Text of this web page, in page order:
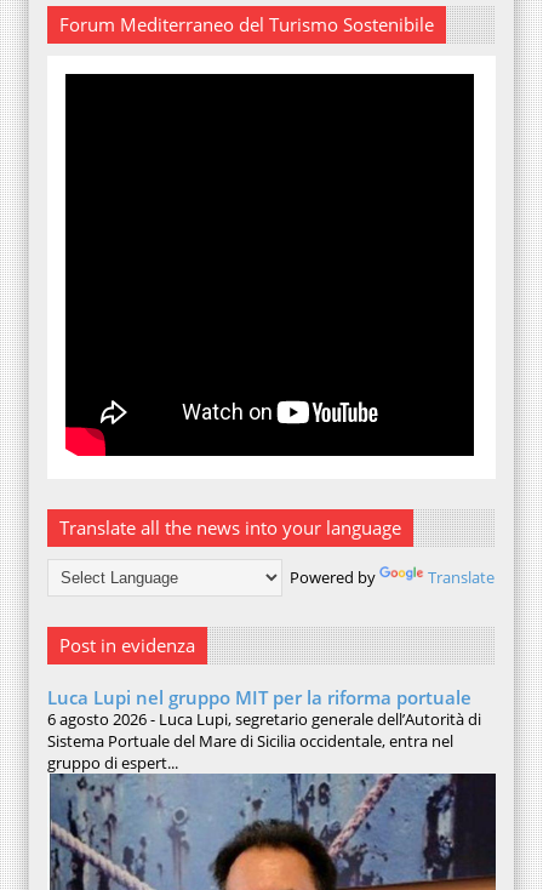
Forum Mediterraneo del Turismo Sostenibile
Translate all the news into your language
Powered by Translate
Post in evidenza
Luca Lupi nel gruppo MIT per la riforma portuale
6 agosto 2026 - Luca Lupi, segretario generale dell’Autorità di
Sistema Portuale del Mare di Sicilia occidentale, entra nel
gruppo di espert...